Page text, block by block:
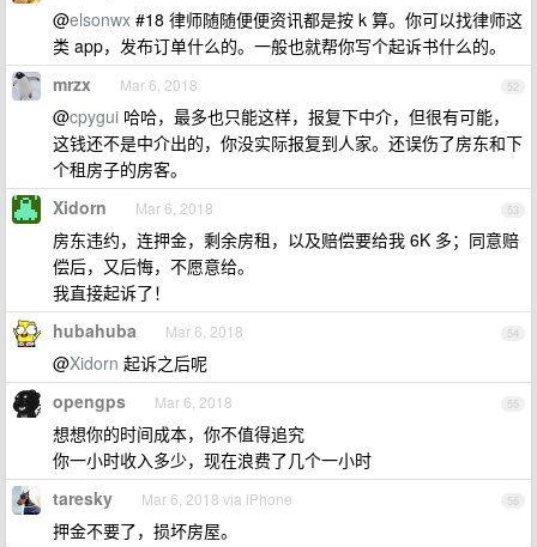
@elsonwx #18 律师随随便便资讯都是按 k 算。你可以找律师这
类 app，发布订单什么的。一般也就帮你写个起诉书什么的。
52
mrzx Mar 6, 2018
@cpygui 哈哈，最多也只能这样，报复下中介，但很有可能，
这钱还不是中介出的，你没实际报复到人家。还误伤了房东和下
个租房子的房客。
53
Xidorn Mar 6, 2018
房东违约，连押金，剩余房租，以及赔偿要给我 6K 多；同意赔
偿后，又后悔，不愿意给。
我直接起诉了！
54
hubahuba Mar 6, 2018
@Xidorn 起诉之后呢
55
opengps Mar 6, 2018
想想你的时间成本，你不值得追究
你一小时收入多少，现在浪费了几个一小时
56
taresky Mar 6, 2018 via iPhone
押金不要了，损坏房屋。